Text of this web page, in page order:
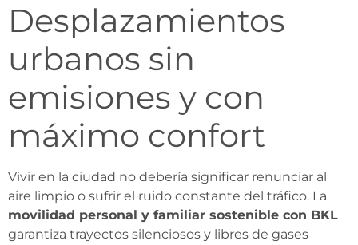
Desplazamientos
urbanos sin
emisiones y con
máximo confort
Vivir en la ciudad no debería significar renunciar al
aire limpio o sufrir el ruido constante del tráfico. La
movilidad personal y familiar sostenible con BKL
garantiza trayectos silenciosos y libres de gases